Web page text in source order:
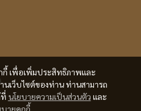
กี้ เพื่อเพิ่มประสิทธิภาพและ
เว็บไซต์ของท่าน ท่านสามารถ
นโยบายความเป็นส่วนตัว และ
บายคุกกี้